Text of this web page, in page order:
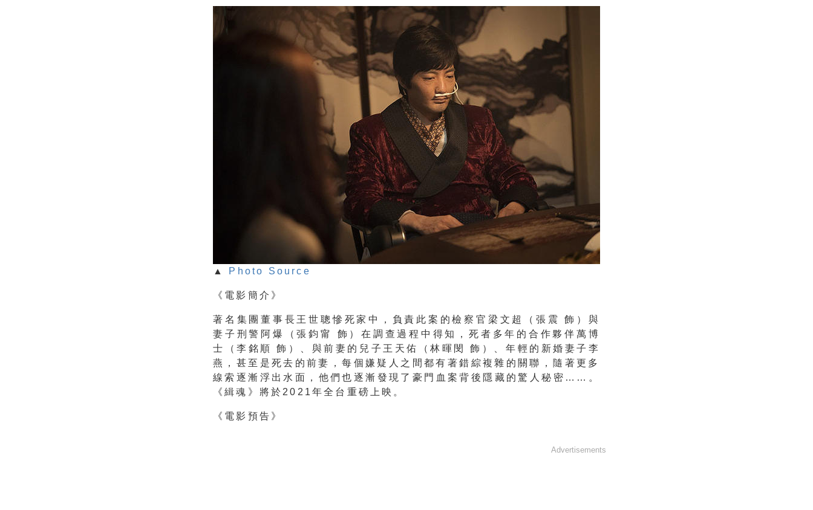
▲ Photo Source
《電影簡介》
著名集團董事長王世聰慘死家中，負責此案的檢察官梁文超（張震 飾）與
妻子刑警阿爆（張鈞甯 飾）在調查過程中得知，死者多年的合作夥伴萬博
士（李銘順 飾）、與前妻的兒子王天佑（林暉閔 飾）、年輕的新婚妻子李
燕，甚至是死去的前妻，每個嫌疑人之間都有著錯綜複雜的關聯， 隨著更多
線索逐漸浮出水面， 他們也逐漸發現了豪門血案背後隱藏的驚人秘密……。
《緝魂》將於 2021年全台重磅上映。
《電影預告》
Advertisements